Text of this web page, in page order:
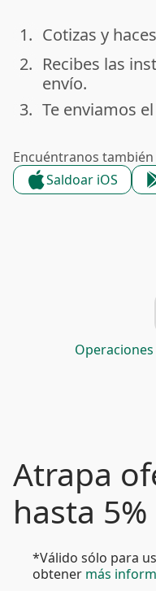
done
1. Cotizas y
done
2. Recibes las
envío.
done
3. Te enviamos
Encuéntranos también
Saldoar iOS
Atrapa
hasta
*Válido sólo para
obtener más